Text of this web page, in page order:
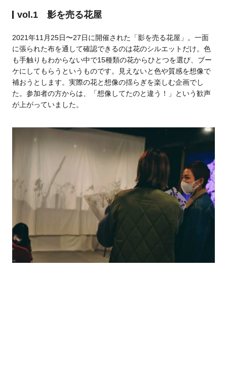
vol.1 影を売る花屋
2021年11月25日〜27日に開催された「影を売る花屋」。一面
に張られた布を通して確認できるのは花のシルエットだけ。色
も手触りもわからない中で15種類の花からひとつを選び、ブー
ケにしてもらうというものです。見えないと色や質感を想像で
補おうとします。実際の花と想像の揺らぎを楽しむ企画でし
た。参加者の方からは、「想像してたのと違う！」という歓声
が上がっていました。